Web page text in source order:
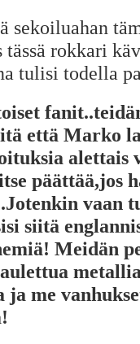
sekoiluahan
rokkari
tulisi todella
että Marko
alettais
päättää,jos
vaan
siitä
Meidän
ja me